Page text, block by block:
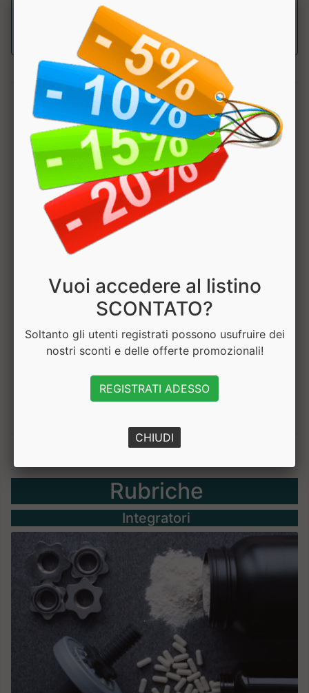
a partire da € 28.72
sconto 20%
1
Hai bisogno di aiuto? Chatta con noi
Rubriche
Integratori
Vuoi accedere al listino
SCONTATO?
Soltanto gli utenti registrati possono usufruire dei
nostri sconti e delle offerte promozionali!
REGISTRATI ADESSO
CHIUDI